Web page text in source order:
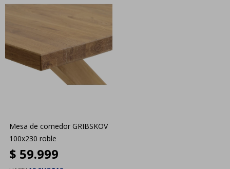
Mesa de comedor GRIBSKOV
100x230 roble
$ 59.999